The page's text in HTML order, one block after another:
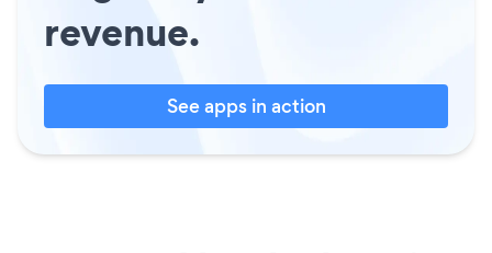
revenue.
See apps in action